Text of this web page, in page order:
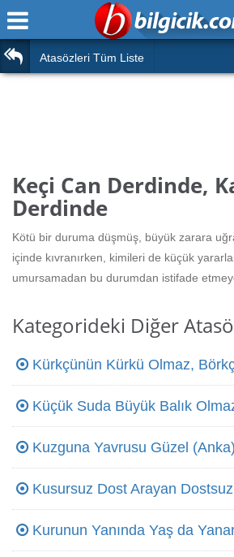
Ana Sayfa
Türk Tarihi & Kültürü
Eğitim
Hesaplamalar
Atasözleri Tüm Liste
Keçi Can Derdinde,
Derdinde
Kötü bir duruma düşmüş, büyük zarara
içinde kıvranırken, kimileri de küçük
umursamadan bu durumdan istifade
Kategorideki Diğer
Kürkçünün Kürkü Olmaz,
Küçük Suda Büyük Balık
Kuzguna Yavrusu Güzel
Kusursuz Dost Arayan Dostsuz
Kurunun Yanında Yaş da